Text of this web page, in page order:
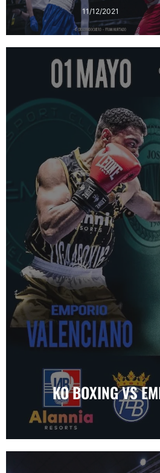
11/12/2021
KO BOXING VS